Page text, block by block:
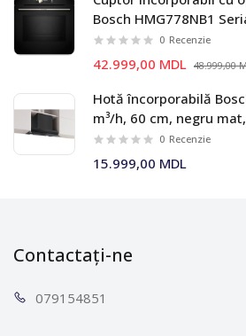
Bosch HMG778NB1
0 Recenzie
42.999,00 MDL 48.999,00
Hotă încorporabilă
m³/h, 60 cm, negru
0 Recenzie
15.999,00 MDL
Contactați-ne
0791 54851